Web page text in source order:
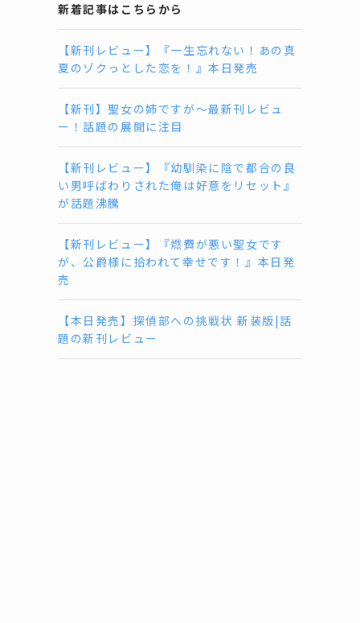
新着記事はこちらから
【新刊レビュー】『一生忘れない！あの真
夏のゾクっとした恋を！』本日発売
【新刊】聖女の姉ですが〜最新刊レビュ
ー！話題の展開に注目
【新刊レビュー】『幼馴染に陰で都合の良
い男呼ばわりされた俺は好意をリセット』
が話題沸騰
【新刊レビュー】『燃費が悪い聖女です
が、公爵様に拾われて幸せです！』本日発
売
【本日発売】探偵部への挑戦状 新装版|話
題の新刊レビュー